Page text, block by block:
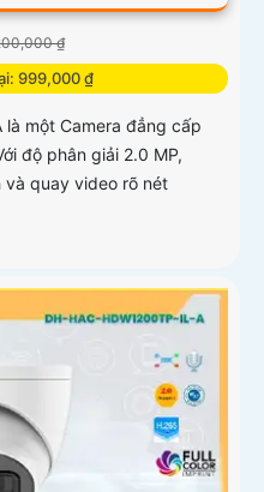
₫
999,000 ₫
là một Camera đẳng cấp
độ phân giải 2.0 MP,
và quay video rõ nét